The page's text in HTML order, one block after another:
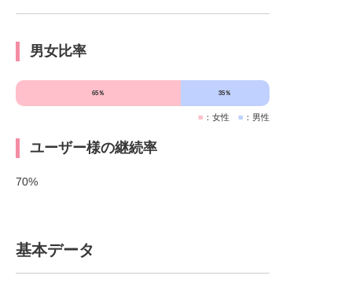
男女比率
65％ 35％
■ ：女性 ■ ：男性
ユーザー様の継続率
70%
基本データ